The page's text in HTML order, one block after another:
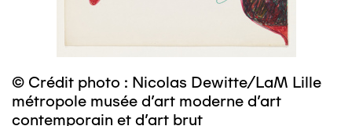
© Crédit photo : Nicolas Dewitte/LaM Lille
métropole musée d’art moderne d’art
contemporain et d’art brut